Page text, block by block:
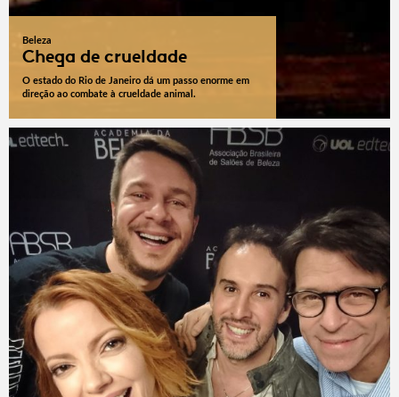
Beleza
Chega de crueldade
O estado do Rio de Janeiro dá um passo enorme em
direção ao combate à crueldade animal.